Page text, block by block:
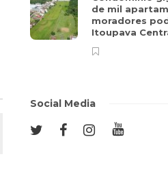
de mil
moradores
Itoupava
Social Media